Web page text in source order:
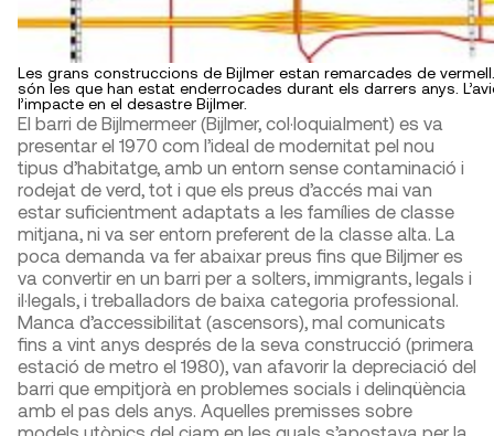
Les grans construccions de Bijlmer estan remarcades de
són les que han estat enderrocades durant els darrers anys.
l’impacte en el desastre Bijlmer.
El barri de Bijlmermeer (Bijlmer, col·loquialment) es va
presentar el 1970 com l’ideal de modernitat pel nou
tipus d’habitatge, amb un entorn sense contaminació i
rodejat de verd, tot i que els preus d’accés mai van
estar suficientment adaptats a les famílies de classe
mitjana, ni va ser entorn preferent de la classe alta. La
poca demanda va fer abaixar preus fins que Biljmer es
va convertir en un barri per a solters, immigrants, legals i
il·legals, i treballadors de baixa categoria professional.
Manca d’accessibilitat (ascensors), mal comunicats
fins a vint anys després de la seva construcció (primera
estació de metro el 1980), van afavorir la depreciació del
barri que empitjorà en problemes socials i delinqüència
amb el pas dels anys. Aquelles premisses sobre